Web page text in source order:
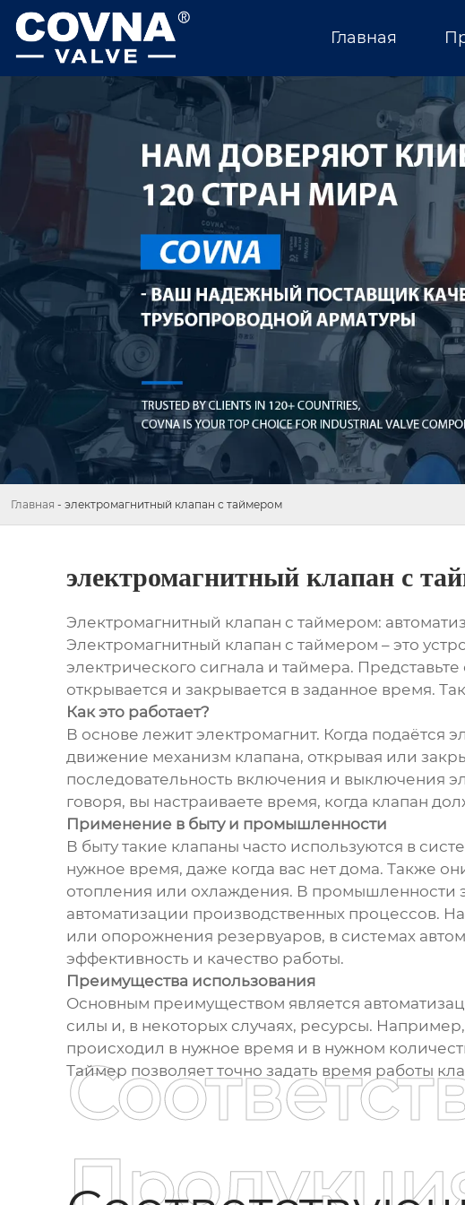
Главная
Главная - электромагнитный клапан с таймером
электромагнитный клапан с
Электромагнитный клапан с таймером:
Электромагнитный клапан с таймером – это
электрического сигнала и таймера.
открывается и закрывается в заданное время.
Как это работает?
В основе лежит электромагнит. Когда подаётся
движение механизм клапана, открывая или
последовательность включения и выключения
говоря, вы настраиваете время, когда клапан
Применение в быту и промышленности
В быту такие клапаны часто используются в
нужное время, даже когда вас нет дома. Также
отопления или охлаждения. В промышленности
автоматизации производственных процессов.
или опорожнения резервуаров, в системах
эффективность и качество работы.
Преимущества использования
Основным преимуществом является
силы и, в некоторых случаях, ресурсы.
происходил в нужное время и в нужном
Таймер позволяет точно задать время работы